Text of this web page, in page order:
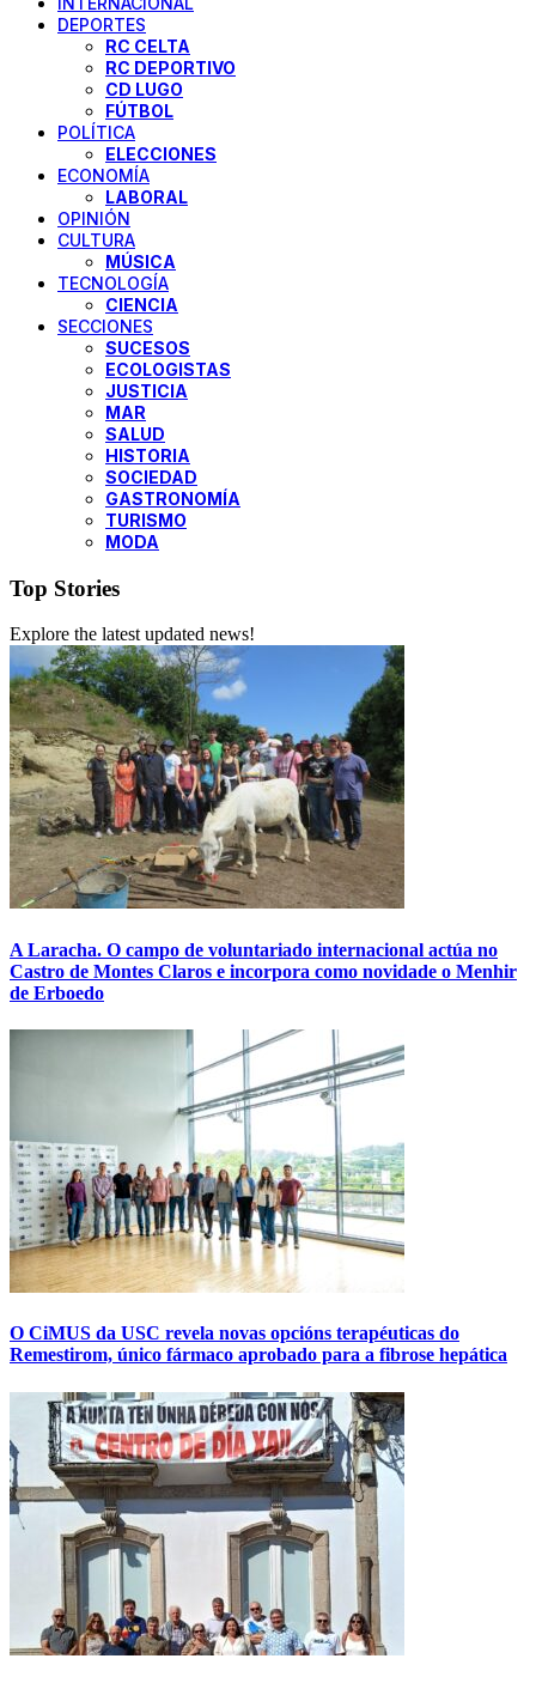
DEPORTES
RC CELTA
RC DEPORTIVO
CD LUGO
FÚTBOL
POLÍTICA
ELECCIONES
ECONOMÍA
LABORAL
OPINIÓN
CULTURA
MÚSICA
TECNOLOGÍA
CIENCIA
SECCIONES
SUCESOS
ECOLOGISTAS
JUSTICIA
MAR
SALUD
HISTORIA
SOCIEDAD
GASTRONOMÍA
TURISMO
MODA
Top Stories
Explore the latest updated news!
A Laracha. O campo de voluntariado internacional actúa no
Castro de Montes Claros e incorpora como novidade o Menhir
de Erboedo
O CiMUS da USC revela novas opcións terapéuticas do
Remestirom, único fármaco aprobado para a fibrose hepática